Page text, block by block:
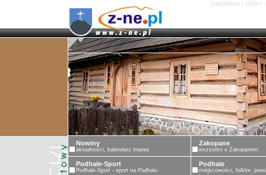
ZAKOPANE I TATRY
Nowiny
aktualności, kalendarz imprez
Zakopane
wszystko o Zakopanem
Podhale-Sport
Podhale-Sport - sport na Podhalu
Podhale
miejscowości, folklor,